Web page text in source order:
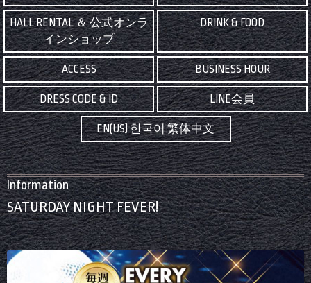
HALL RENTAL ＆ 公式オンラ
インショップ
DRINK & FOOD
ACCESS BUSINESS HOUR
DRESS CODE & ID LINE会員
EN(US) 한국어 繁体中文
Information
SATURDAY NIGHT FEVER!